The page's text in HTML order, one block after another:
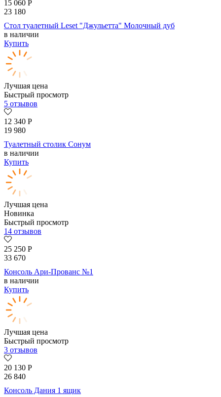
15 060 Р
23 180
Стол туалетный Leset "Джульетта" Молочный дуб
в наличии
Купить
Лучшая цена
Быстрый просмотр
5 отзывов
12 340 Р
19 980
Туалетный столик Сонум
в наличии
Купить
Лучшая цена
Новинка
Быстрый просмотр
14 отзывов
25 250 Р
33 670
Консоль Ари-Прованс №1
в наличии
Купить
Лучшая цена
Быстрый просмотр
3 отзывов
20 130 Р
26 840
Консоль Дания 1 ящик